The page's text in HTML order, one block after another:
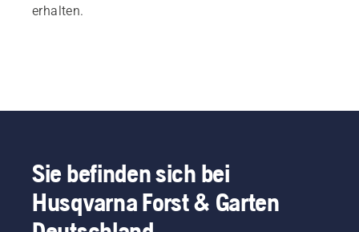
erhalten.
Sie befinden sich bei
Husqvarna Forst & Garten